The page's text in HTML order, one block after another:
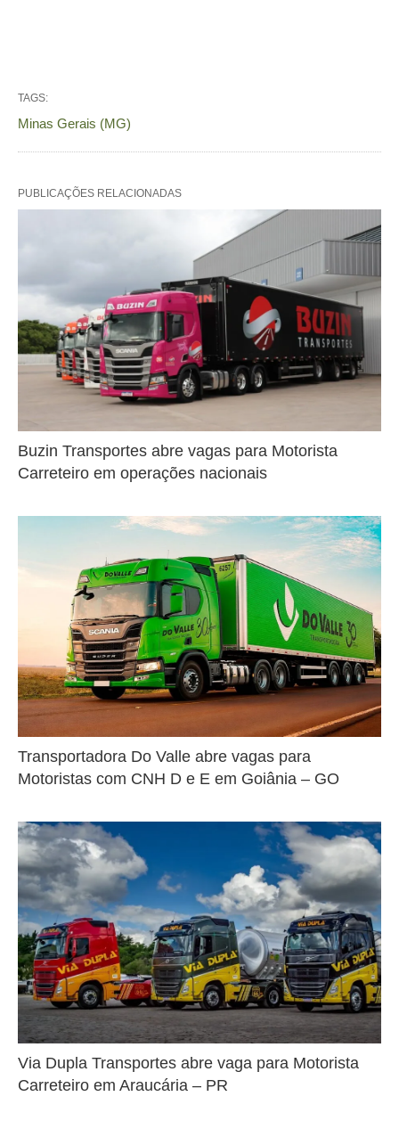
TAGS:
Minas Gerais (MG)
PUBLICAÇÕES RELACIONADAS
Buzin Transportes abre vagas para Motorista
Carreteiro em operações nacionais
Transportadora Do Valle abre vagas para
Motoristas com CNH D e E em Goiânia – GO
Via Dupla Transportes abre vaga para Motorista
Carreteiro em Araucária – PR